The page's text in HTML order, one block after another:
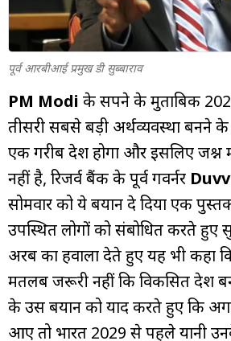
पूर्व आरबीआई प्रमुख डी सुब्बाराव
PM Modi के सपने के मुताबिक
तीसरी सबसे बड़ी अर्थव्यवस्था बनने
एक गरीब देश होगा और इसलिए जश्न
नहीं है, रिजर्व बैंक के पूर्व गवर्नर
सोमवार को ये बयान दे दिया एक
उपस्थित लोगों को संबोधित करते हुए
अरब का हवाला देते हुए यह भी कहा
मतलब जरूरी नहीं कि विकसित देश
के उस बयान को याद करते हुए कि
आए तो भारत 2029 से पहले यानी